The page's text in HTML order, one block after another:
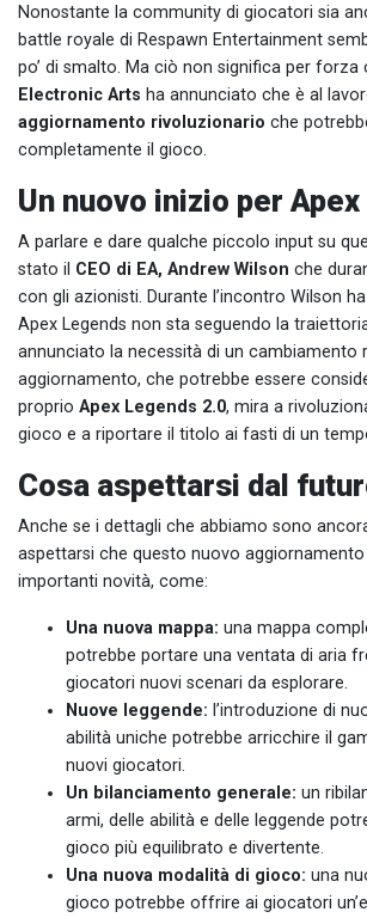
Nonostante la community di giocatori sia
battle royale di Respawn Entertainment
po’ di smalto. Ma ciò non significa per forza
Electronic Arts ha annunciato che è al
aggiornamento rivoluzionario che
completamente il gioco.
Un nuovo inizio per
A parlare e dare qualche piccolo input su
stato il CEO di EA, Andrew Wilson che
con gli azionisti. Durante l’incontro Wilson
Apex Legends non sta seguendo la
annunciato la necessità di un cambiamento
aggiornamento, che potrebbe essere
proprio Apex Legends 2.0, mira a
gioco e a riportare il titolo ai fasti di un
Cosa aspettarsi dal
Anche se i dettagli che abbiamo sono
aspettarsi che questo nuovo
importanti novità, come:
Una nuova mappa: una mappa
potrebbe portare una ventata di aria
giocatori nuovi scenari da esplorare.
Nuove leggende: l’introduzione di
abilità uniche potrebbe arricchire il
nuovi giocatori.
Un bilanciamento generale: un
armi, delle abilità e delle leggende
gioco più equilibrato e divertente.
Una nuova modalità di gioco: una
gioco potrebbe offrire ai giocatori